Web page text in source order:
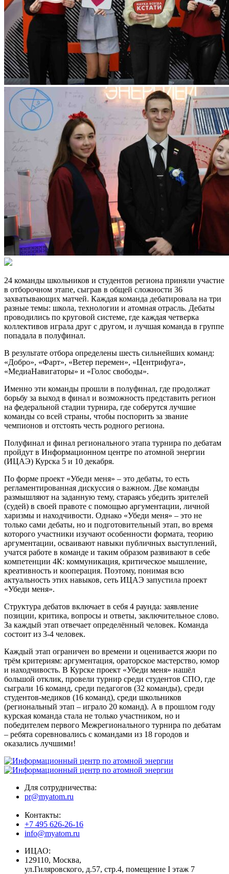
24 команды школьников и студентов региона приняли участие
в отборочном этапе, сыграв в общей сложности 36
захватывающих матчей. Каждая команда дебатировала на три
разные темы: школа, технологии и атомная отрасль. Дебаты
проводились по круговой системе, где каждая четверка
коллективов играла друг с другом, и лучшая команда в группе
попадала в полуфинал.
В результате отбора определены шесть сильнейших команд:
«Добро», «Фарт», «Ветер перемен», «Центрифуга»,
«МедиаНавигаторы» и «Голос свободы».
Именно эти команды прошли в полуфинал, где продолжат
борьбу за выход в финал и возможность представить регион
на федеральной стадии турнира, где соберутся лучшие
команды со всей страны, чтобы поспорить за звание
чемпионов и отстоять честь родного региона.
Полуфинал и финал регионального этапа турнира по дебатам
пройдут в Информационном центре по атомной энергии
(ИЦАЭ) Курска 5 и 10 декабря.
По форме проект «Убеди меня» – это дебаты, то есть
регламентированная дискуссия о важном. Две команды
размышляют на заданную тему, стараясь убедить зрителей
(судей) в своей правоте с помощью аргументации, личной
харизмы и находчивости. Однако «Убеди меня» – это не
только сами дебаты, но и подготовительный этап, во время
которого участники изучают особенности формата, теорию
аргументации, осваивают навыки публичных выступлений,
учатся работе в команде и таким образом развивают в себе
компетенции 4К: коммуникация, критическое мышление,
креативность и кооперация. Поэтому, понимая всю
актуальность этих навыков, сеть ИЦАЭ запустила проект
«Убеди меня».
Структура дебатов включает в себя 4 раунда: заявление
позиции, критика, вопросы и ответы, заключительное слово.
За каждый этап отвечает определённый человек. Команда
состоит из 3-4 человек.
Каждый этап ограничен во времени и оценивается жюри по
трём критериям: аргументация, ораторское мастерство, юмор
и находчивость. В Курске проект «Убеди меня» нашёл
большой отклик, провели турнир среди студентов СПО, где
сыграли 16 команд, среди педагогов (32 команды), среди
студентов-медиков (16 команд), среди школьников
(региональный этап – играло 20 команд). А в прошлом году
курская команда стала не только участником, но и
победителем первого Межрегионального турнира по дебатам
– ребята соревновались с командами из 18 городов и
оказались лучшими!
Для сотрудничества:
pr@myatom.ru
Контакты:
+7 495 626-26-16
info@myatom.ru
ИЦАО:
129110, Москва,
ул.Гиляровского, д.57, стр.4, помещение I этаж 7